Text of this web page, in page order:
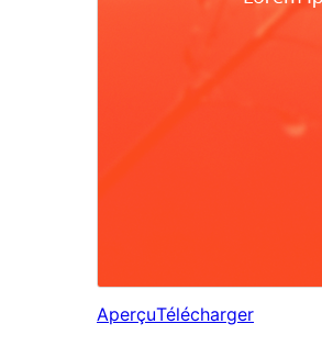
AperçuTélécharger